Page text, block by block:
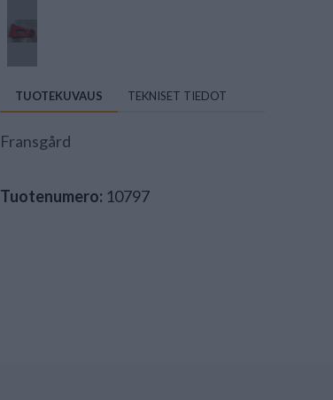
TUOTEKUVAUS TEKNISET TIEDOT
Fransgård
Tuotenumero: 10797